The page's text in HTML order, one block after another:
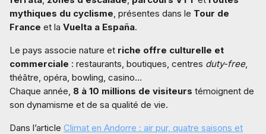
mythiques du cyclisme, présentes dans le Tour de
France et la Vuelta a España.
Le pays associe nature et riche offre culturelle et
commerciale : restaurants, boutiques, centres duty-free,
théâtre, opéra, bowling, casino…
Chaque année, 8 à 10 millions de visiteurs témoignent de
son dynamisme et de sa qualité de vie.
Dans l’article Climat en Andorre : air pur, quatre saisons et